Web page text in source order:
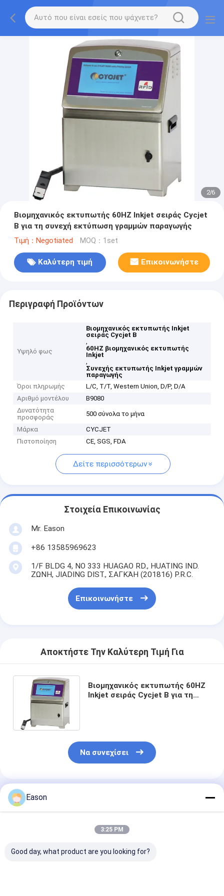
2/6
Βιομηχανικός εκτυπωτής 60HZ Inkjet σειράς Cycjet
Β για τη συνεχή εκτύπωση γραμμών παραγωγής
Τιμή：Negotiated MOQ：1set
Καλύτερη τιμή Επικοινωνήστε
Περιγραφή Προϊόντων
Υψηλό φως
Βιομηχανικός εκτυπωτής Inkjet
σειράς Cycjet Β
,
60HZ βιομηχανικός εκτυπωτής
Inkjet
,
Συνεχής εκτυπωτής Inkjet γραμμών
παραγωγής
Όροι πληρωμής
L/C, T/T, Western Union, D/P, D/A
Αριθμό μοντέλου
B9080
Δυνατότητα
προσφοράς
500 σύνολα το μήνα
Μάρκα
CYCJET
Πιστοποίηση
CE, SGS, FDA
Δείτε περισσότερων
Στοιχεία Επικοινωνίας
Mr. Eason
+86 13585969623
1/F BLDG 4, ΝΟ 333 HUAGAO RD., HUATING IND.
ΖΩΝΗ, JIADING DIST., ΣΑΓΚΆΗ (201816) P.R.C.
Επικοινωνήστε
Αποκτήστε Την Καλύτερη Τιμή Για
Βιομηχανικός εκτυπωτής 60HZ
Inkjet σειράς Cycjet Β για τη
Να συνεχίσει
Συνιστώμενα Προϊόντα
Eason
3:25 PM
Good day, what product are you looking for?